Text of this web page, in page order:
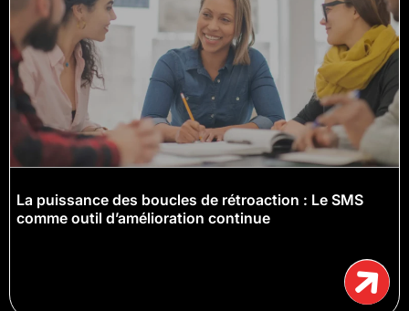
La puissance des boucles de rétroaction : Le SMS
comme outil d’amélioration continue